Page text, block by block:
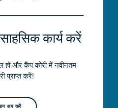
कार्य करें
हों और कैंप कोरी में नवीनतम
प्राप्त करें!
अप करें